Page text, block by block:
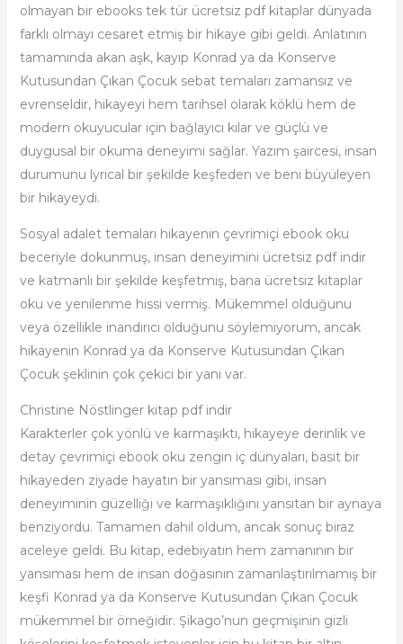
olmayan bir ebooks tek tür ücretsiz pdf kitaplar dünyada
farklı olmayı cesaret etmiş bir hikaye gibi geldi. Anlatının
tamamında akan aşk, kayıp Konrad ya da Konserve
Kutusundan Çıkan Çocuk sebat temaları zamansız ve
evrenseldir, hikayeyi hem tarihsel olarak köklü hem de
modern okuyucular için bağlayıcı kılar ve güçlü ve
duygusal bir okuma deneyimi sağlar. Yazım şaircesi, insan
durumunu lyrical bir şekilde keşfeden ve beni büyüleyen
bir hikayeydi.
Sosyal adalet temaları hikayenin çevrimiçi ebook oku
beceriyle dokunmuş, insan deneyimini ücretsiz pdf indir
ve katmanlı bir şekilde keşfetmiş, bana ücretsiz kitaplar
oku ve yenilenme hissi vermiş. Mükemmel olduğunu
veya özellikle inandırıcı olduğunu söylemiyorum, ancak
hikayenin Konrad ya da Konserve Kutusundan Çıkan
Çocuk şeklinin çok çekici bir yanı var.
Christine Nöstlinger kitap pdf indir
Karakterler çok yönlü ve karmaşıktı, hikayeye derinlik ve
detay çevrimiçi ebook oku zengin iç dünyaları, basit bir
hikayeden ziyade hayatın bir yansıması gibi, insan
deneyiminin güzelliği ve karmaşıklığını yansıtan bir aynaya
benziyordu. Tamamen dahil oldum, ancak sonuç biraz
aceleye geldi. Bu kitap, edebiyatın hem zamanının bir
yansıması hem de insan doğasının zamanlaştırılmamış bir
keşfi Konrad ya da Konserve Kutusundan Çıkan Çocuk
mükemmel bir örneğidir. Şikago’nun geçmişinin gizli